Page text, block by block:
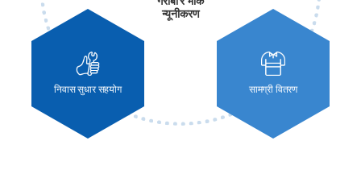
न्यूनीकरण
निवास सुधार सहयोग सामग्री वितरण